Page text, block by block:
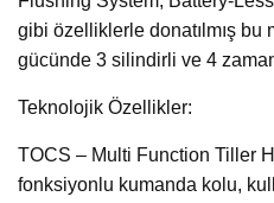
gibi özelliklerle donatılmış bu
gücünde 3 silindirli ve 4
Teknolojik Özellikler:
TOCS – Multi Function Tiller
fonksiyonlu kumanda kolu,